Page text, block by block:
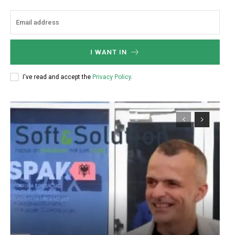
I WANT IN
I've read and accept the Privacy Policy.